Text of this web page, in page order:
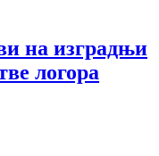
на изградњи
логора